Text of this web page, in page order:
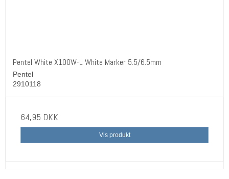
Pentel White X100W-L White Marker 5.5/6.5mm
Pentel
2910118
64,95 DKK
Vis produkt